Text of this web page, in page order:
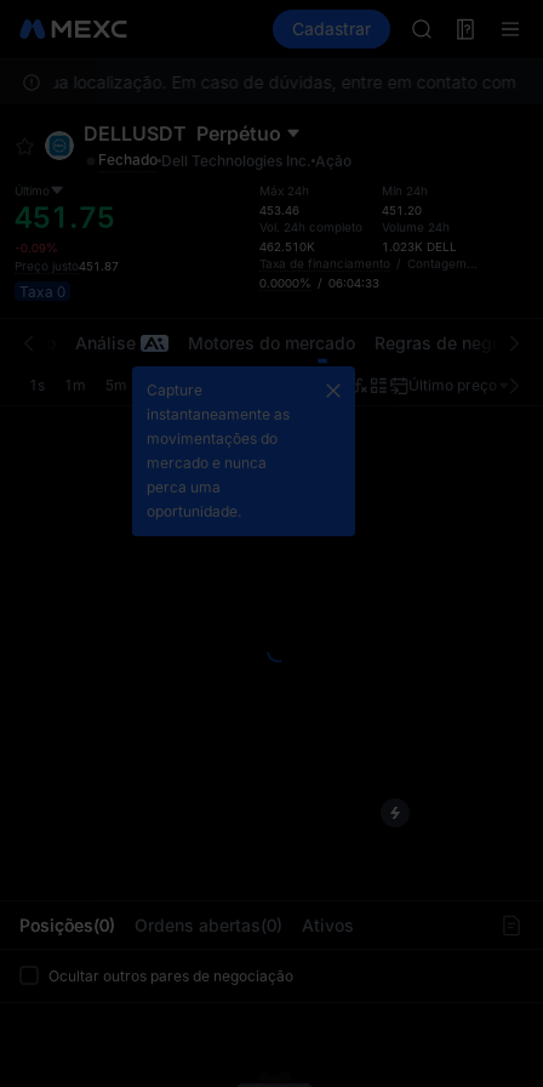
TradFi Information
Cadastrar
SKYAI
SPCX rises
sua localização. Em caso de dúvidas, entre em contato com o
DELLUSDT Perpétuo
Fechado Dell Technologies Inc. Ação
Último
451.75
-0.09%
Preço justo451.87
Taxa 0
Máx 24h
453.46
Vol. 24h completo
462.510K
Mín 24h
451.20
Volume 24h
1.023K DELL
Taxa de financiamento /
0.0000% / 06:04:33
Posições(0) Ordens abertas(0) Ativos
Ocultar outros pares de negociação
Análise Motores do mercado Regras de
1s 1m 5m 15m 1h Último preço
Capture
instantaneamente as
movimentações do
mercado e nunca
perca uma
oportunidade.